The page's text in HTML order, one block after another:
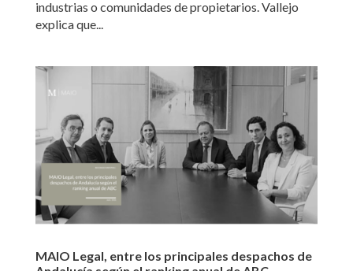
industrias o comunidades de propietarios. Vallejo
explica que...
MAIO Legal, entre los principales despachos de